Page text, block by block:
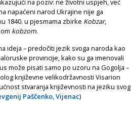
na poziv: ne životni uspjeh, već
napaćeni narod Ukrajine nije ga
1840. u pjesmama zbirke Kobzar,
kobzom.
ideja – predočiti jezik svoga naroda kao
provincije, kako su ga imenovali
može pisati samo po uzoru na Gogolja –
književne velikodržavnosti Visarion
stvaranja književnosti na jeziku svog
Paščenko, Vijenac)